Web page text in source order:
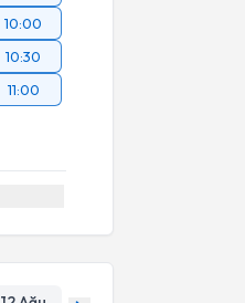
10:00
10:30
11:00